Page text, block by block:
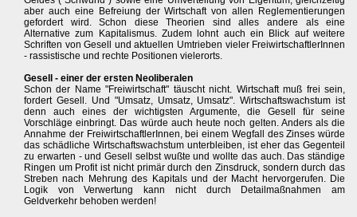
aber auch eine Befreiung der Wirtschaft von allen Reglementierungen
gefordert wird. Schon diese Theorien sind alles andere als eine
Alternative zum Kapitalismus. Zudem lohnt auch ein Blick auf weitere
Schriften von Gesell und aktuellen Umtrieben vieler FreiwirtschaftlerInnen
- rassistische und rechte Positionen vielerorts.
Gesell - einer der ersten Neoliberalen
Schon der Name "Freiwirtschaft" täuscht nicht. Wirtschaft muß frei sein,
fordert Gesell. Und "Umsatz, Umsatz, Umsatz". Wirtschaftswachstum ist
denn auch eines der wichtigsten Argumente, die Gesell für seine
Vorschläge einbringt. Das würde auch heute noch gelten. Anders als die
Annahme der FreiwirtschaftlerInnen, bei einem Wegfall des Zinses würde
das schädliche Wirtschaftswachstum unterbleiben, ist eher das Gegenteil
zu erwarten - und Gesell selbst wußte und wollte das auch. Das ständige
Ringen um Profit ist nicht primär durch den Zinsdruck, sondern durch das
Streben nach Mehrung des Kapitals und der Macht hervorgerufen. Die
Logik von Verwertung kann nicht durch Detailmaßnahmen am
Geldverkehr behoben werden!